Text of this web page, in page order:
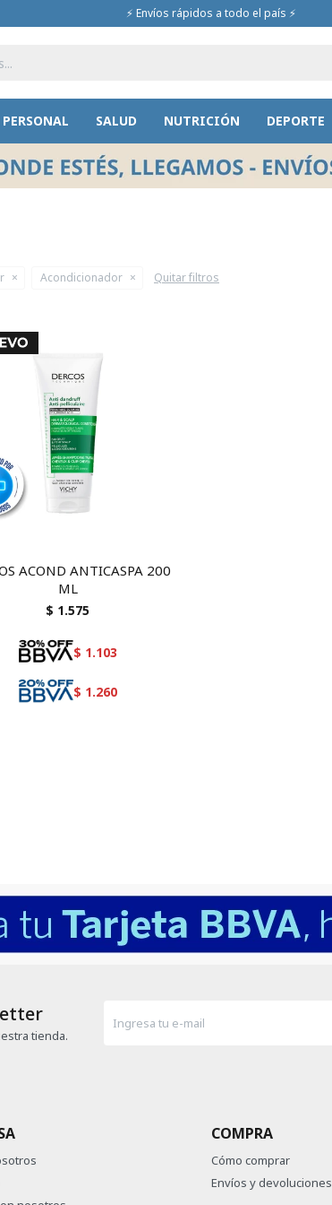
SALUD NUTRICIÓN DEPORTE
⚡ Envíos rápidos a todo el país ⚡
Acondicionador Quitar filtros
ACOND ANTICASPA 200
ML
$ 1.575
$ 1.103
$ 1.260
tienda.
COMPRA
Cómo comprar
Envíos y devoluciones